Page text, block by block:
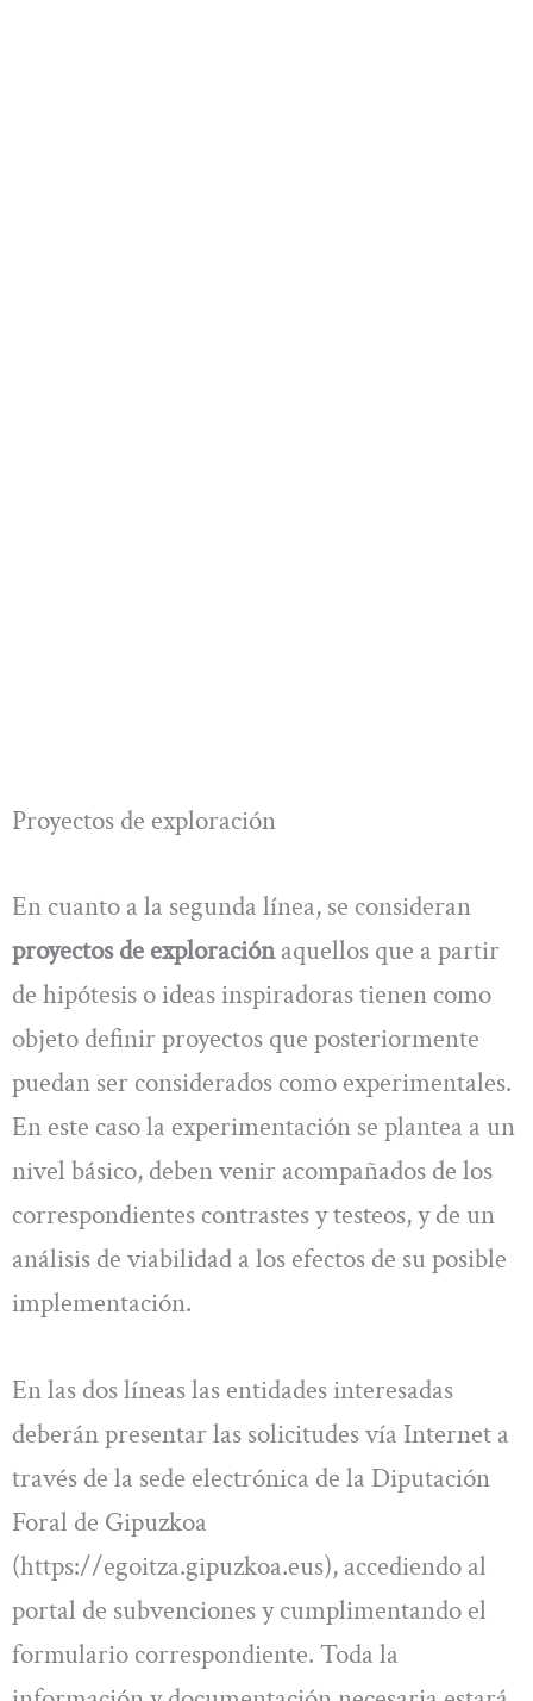
Proyectos de exploración
En cuanto a la segunda línea, se consideran
proyectos de exploraciónaquellos que a partir
de hipótesis o ideas inspiradoras tienen como
objeto definir proyectos que posteriormente
puedan ser considerados como experimentales.
En este caso la experimentación se plantea a un
nivel básico, deben venir acompañados de los
correspondientes contrastes y testeos, y de un
análisis de viabilidad a los efectos de su posible
implementación.
En las dos líneas las entidades interesadas
deberán presentar las solicitudes vía Internet a
través de la sede electrónica de la Diputación
Foral de Gipuzkoa
(https://egoitza.gipuzkoa.eus), accediendo al
portal de subvenciones y cumplimentando el
formulario correspondiente. Toda la